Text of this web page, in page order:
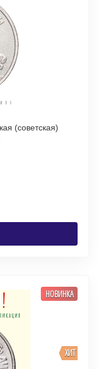
ХИТ
НОВИНКА